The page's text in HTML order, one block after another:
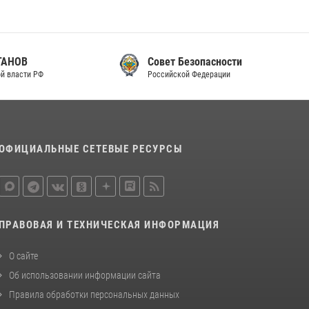
30 июля 2026, 08:00 1
В Челябинске росгвардейцы задержали
злоумышленников, напавших на бригаду
конференция по обобщению боевого опыта
Совет Безопасности
Российской Федерации
СЕТЕВЫЕ РЕСУРСЫ
ПРАВОВАЯ И ТЕХНИЧЕСКАЯ ИНФОРМАЦИЯ
О сайте
Об использовании информации сайта
Правила обработки персональных данных